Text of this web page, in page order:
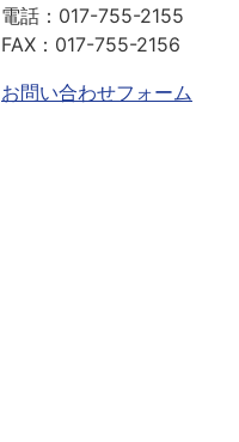
電話：017-755-2155
FAX：017-755-2156
お問い合わせフォーム